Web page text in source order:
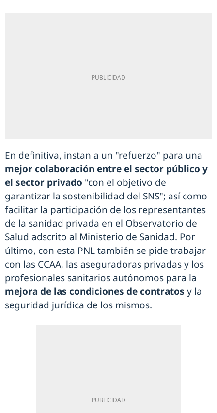
En definitiva, instan a un "refuerzo" para una
mejor colaboración entre el sector público y
el sector privado "con el objetivo de
garantizar la sostenibilidad del SNS"; así como
facilitar la participación de los representantes
de la sanidad privada en el Observatorio de
Salud adscrito al Ministerio de Sanidad. Por
último, con esta PNL también se pide trabajar
con las CCAA, las aseguradoras privadas y los
profesionales sanitarios autónomos para la
mejora de las condiciones de contratos y la
seguridad jurídica de los mismos.